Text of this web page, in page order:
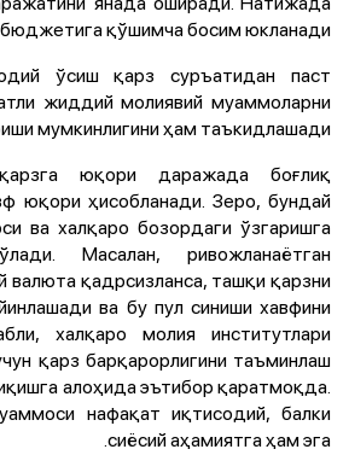
қўшимча босим юкланади.
ўсиш қарз суръатидан паст
жиддий молиявий муаммоларни
мумкинлигини ҳам таъкидлашади.
юқори даражада боғлиқ
юқори ҳисобланади. Зеро, бундай
ва халқаро бозордаги ўзгаришга
Масалан, ривожланаётган
валюта қадрсизланса, ташқи қарзни
ва бу пул синиши хавфини
халқаро молия институтлари
қарз барқарорлигини таъминлаш
алоҳида эътибор қаратмоқда.
нафақат иқтисодий, балки
сиёсий аҳамиятга ҳам эга.